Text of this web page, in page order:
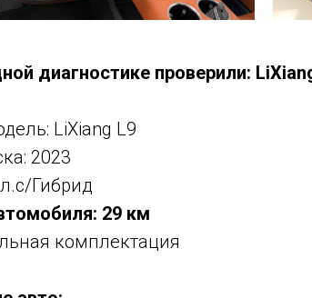
диагностике проверили:
LiXiang L9
2023
Гибрид
29 км
комплектация